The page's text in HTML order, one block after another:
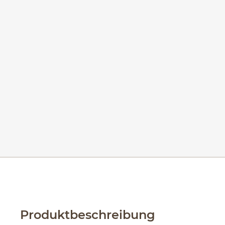
Produktbeschreibung